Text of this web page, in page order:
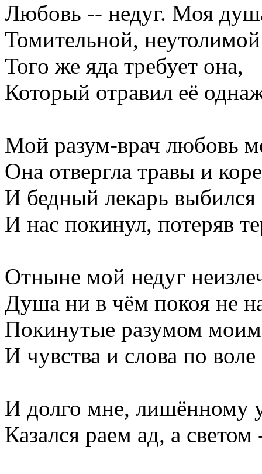
Любовь -- недуг. Моя
Томительной,
Того же яда требует она,
Который отравил её
Мой разум-врач любовь
Она отвергла травы и
И бедный лекарь выбился
И нас покинул, потеряв
Отныне мой недуг
Душа ни в чём покоя не
Покинутые разумом
И чувства и слова по воле
И долго мне, лишённому
Казался раем ад, а